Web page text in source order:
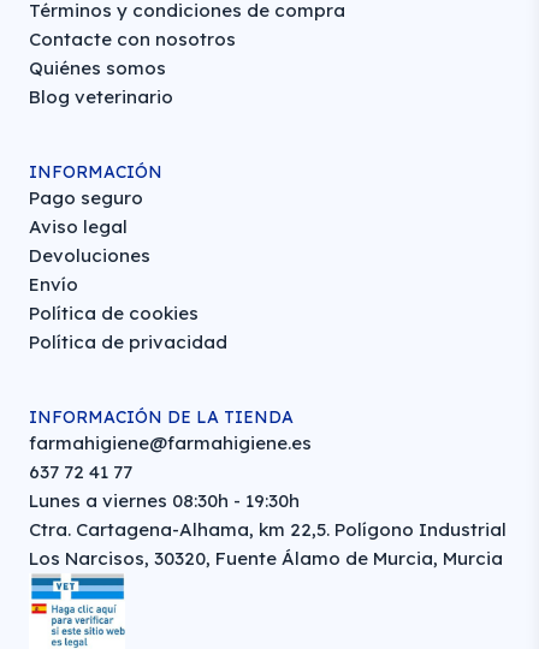
Términos y condiciones de compra
Contacte con nosotros
Quiénes somos
Blog veterinario
INFORMACIÓN
Pago seguro
Aviso legal
Devoluciones
Envío
Política de cookies
Política de privacidad
INFORMACIÓN DE LA TIENDA
farmahigiene@farmahigiene.es
637 72 41 77
Lunes a viernes 08:30h - 19:30h
Ctra. Cartagena-Alhama, km 22,5. Polígono Industrial
Los Narcisos, 30320, Fuente Álamo de Murcia, Murcia